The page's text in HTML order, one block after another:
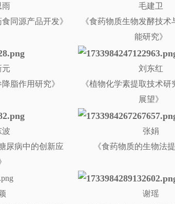
雨
同源产品开发》
毛建卫
《食药物质生物发酵技
能研究》
元
脂作用研究》
刘东红
《植物化学素提取技术
展望》
波
尿病中的创新应
张娟
《食药物质的生物法
谢瑶